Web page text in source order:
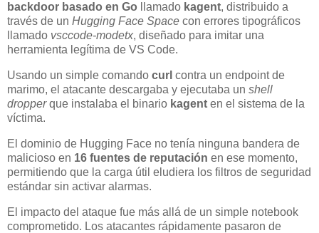
backdoor basado en Go llamado kagent, distribuido a
través de un Hugging Face Space con errores tipográficos
llamado vsccode-modetx, diseñado para imitar una
herramienta legítima de VS Code.
Usando un simple comando curl contra un endpoint de
marimo, el atacante descargaba y ejecutaba un shell
dropperque instalaba el binario kagent en el sistema de la
víctima.
El dominio de Hugging Face no tenía ninguna bandera de
malicioso en 16 fuentes de reputación en ese momento,
permitiendo que la carga útil eludiera los filtros de seguridad
estándar sin activar alarmas.
El impacto del ataque fue más allá de un simple notebook
comprometido. Los atacantes rápidamente pasaron de